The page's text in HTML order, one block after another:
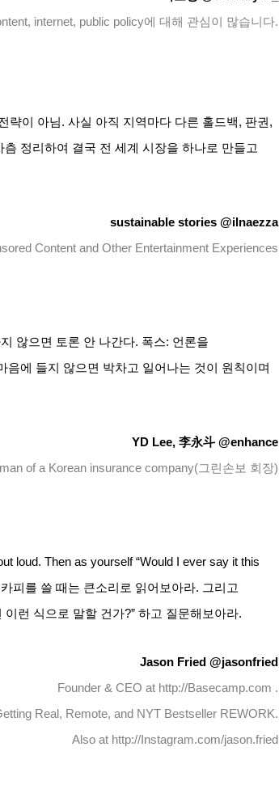
internet, public policy에 대해 관심이 많습니다.
략이 아님. 사실 아직 지역마다 다른 홀드백, 판권,
정리하여 결국 전 세계 시장을 하나로 만들고
sustainable stories @ilnaezza
Content and Other Entertainment Experiences
않으면 토론 안 나간다. 폭스: 언론을
음에 들지 않으면 박차고 일어나는 것이 원칙이며
YD Lee, 李永斗 @enhance
of a Korean insurance company(그린손보 회장)
loud. Then as yourself “Would I ever say it this
피를 쓸 때는 큰소리로 읽어보아라. 그리고
이런 식으로 말할 건가?” 하고 질문해보아라.
Jason Fried @jasonfried
Founder & CEO at http://Basecamp.com .
Real, Remote, and NYT Bestseller REWORK.
Also at http://Instagram.com/jason.fried